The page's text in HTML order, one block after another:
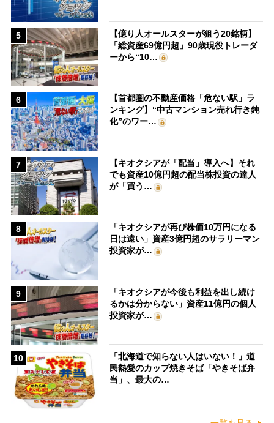
5
【億り人オールスターが狙う20銘柄】
「総資産69億円超」90歳現役トレーダ
ーから“10…
6
【首都圏の不動産価格「危ない駅」ラ
ンキング】“中古マンション売れ行き鈍
化”のワー…
7
【キオクシアが「配当」導入へ】それ
でも資産10億円超の配当株投資の達人
が「買う…
8
「キオクシアが再び株価10万円になる
日は遠い」資産3億円超のサラリーマン
投資家が…
9
「キオクシアが今後も利益を出し続け
るかは分からない」資産11億円の個人
投資家が…
10
「北海道で知らない人はいない！」道
民熱愛のカップ焼きそば「やきそば弁
当」、最大の…